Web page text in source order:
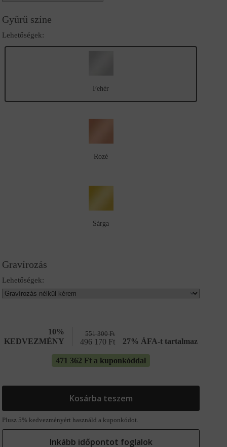
Gyűrű színe
Lehetőségek:
Fehér
Rozé
Sárga
Gravírozás
Lehetőségek:
10%
KEDVEZMÉNY
551 300Ft
496 170 Ft 27% ÁFA-t tartalmaz
471 362 Ft a kuponkóddal
Kosárba teszem
Plusz 5% kedvezményért használd a kuponkódot.
Inkább időpontot foglalok